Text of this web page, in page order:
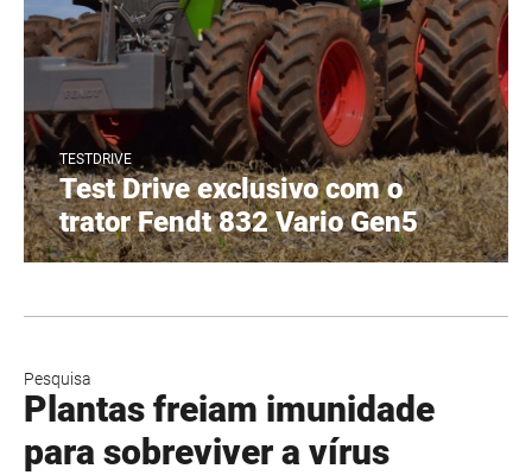
TESTDRIVE
Test Drive exclusivo com o
trator Fendt 832 Vario Gen5
Pesquisa
Plantas freiam imunidade
para sobreviver a vírus